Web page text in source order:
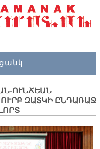
ՈՒՆՃԵԱՆ
ԶԱՏԿԻ ԸՆԴԱՌԱՋ